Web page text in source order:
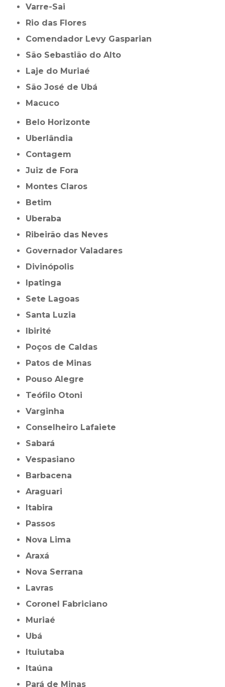
Varre-Sai
Rio das Flores
Comendador Levy Gasparian
São Sebastião do Alto
Laje do Muriaé
São José de Ubá
Macuco
Belo Horizonte
Uberlândia
Contagem
Juiz de Fora
Montes Claros
Betim
Uberaba
Ribeirão das Neves
Governador Valadares
Divinópolis
Ipatinga
Sete Lagoas
Santa Luzia
Ibirité
Poços de Caldas
Patos de Minas
Pouso Alegre
Teófilo Otoni
Varginha
Conselheiro Lafaiete
Sabará
Vespasiano
Barbacena
Araguari
Itabira
Passos
Nova Lima
Araxá
Nova Serrana
Lavras
Coronel Fabriciano
Muriaé
Ubá
Ituiutaba
Itaúna
Pará de Minas